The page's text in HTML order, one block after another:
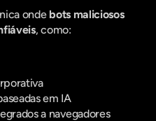
onde bots maliciosos
, como:
em IA
a navegadores